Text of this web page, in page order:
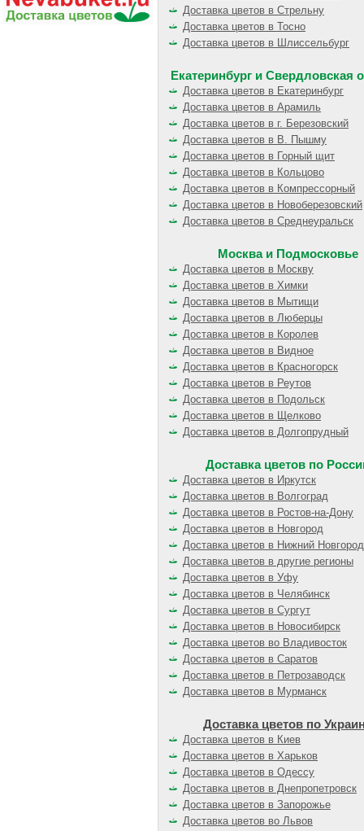
Доставка цветов в Стрельну
Доставка цветов в Тосно
Доставка цветов в Шлиссельбург
Екатеринбург и Свердловская
Доставка цветов в Екатеринбург
Доставка цветов в Арамиль
Доставка цветов в г. Березовский
Доставка цветов в В. Пышму
Доставка цветов в Горный щит
Доставка цветов в Кольцово
Доставка цветов в Компрессорный
Доставка цветов в Новоберезовский
Доставка цветов в Среднеуральск
Москва и Подмосковье
Доставка цветов в Москву
Доставка цветов в Химки
Доставка цветов в Мытищи
Доставка цветов в Люберцы
Доставка цветов в Королев
Доставка цветов в Видное
Доставка цветов в Красногорск
Доставка цветов в Реутов
Доставка цветов в Подольск
Доставка цветов в Щелково
Доставка цветов в Долгопрудный
Доставка цветов по
Доставка цветов в Иркутск
Доставка цветов в Волгоград
Доставка цветов в Ростов-на-Дону
Доставка цветов в Новгород
Доставка цветов в Нижний Новгород
Доставка цветов в другие регионы
Доставка цветов в Уфу
Доставка цветов в Челябинск
Доставка цветов в Сургут
Доставка цветов в Новосибирск
Доставка цветов во Владивосток
Доставка цветов в Саратов
Доставка цветов в Петрозаводск
Доставка цветов в Мурманск
Доставка цветов по
Доставка цветов в Киев
Доставка цветов в Харьков
Доставка цветов в Одессу
Доставка цветов в Днепропетровск
Доставка цветов в Запорожье
Доставка цветов во Львов